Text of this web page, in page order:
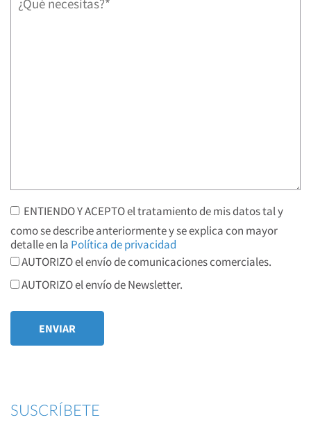
ENTIENDO Y ACEPTO el tratamiento de mis datos tal y
como se describe anteriormente y se explica con mayor
detalle en la Política de privacidad
AUTORIZO el envío de comunicaciones comerciales.
AUTORIZO el envío de Newsletter.
SUSCRÍBETE